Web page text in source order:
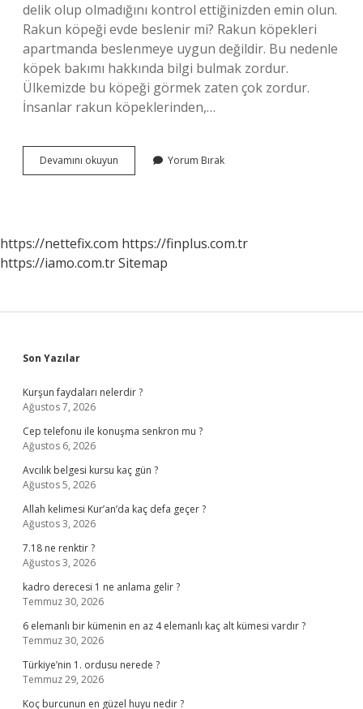
delik olup olmadığını kontrol ettiğinizden emin olun.
Rakun köpeği evde beslenir mi? Rakun köpekleri
apartmanda beslenmeye uygun değildir. Bu nedenle
köpek bakımı hakkında bilgi bulmak zordur.
Ülkemizde bu köpeği görmek zaten çok zordur.
İnsanlar rakun köpeklerinden,…
Devamını okuyun
Evcil
Yorum Bırak
https://nettefix.com https://finplus.com.tr
https://iamo.com.trSitemap
Sidebar
Son Yazılar
Kurşun faydaları nelerdir ?
Ağustos 7, 2026
Cep telefonu ile konuşma senkron mu ?
Ağustos 6, 2026
Avcılık belgesi kursu kaç gün ?
Ağustos 5, 2026
Allah kelimesi Kur’an’da kaç defa geçer ?
Ağustos 3, 2026
7.18 ne renktir ?
Ağustos 3, 2026
kadro derecesi 1 ne anlama gelir ?
Temmuz 30, 2026
6 elemanlı bir kümenin en az 4 elemanlı kaç alt kümesi vardır ?
Temmuz 30, 2026
Türkiye’nin 1. ordusu nerede ?
Temmuz 29, 2026
Koç burcunun en güzel huyu nedir ?